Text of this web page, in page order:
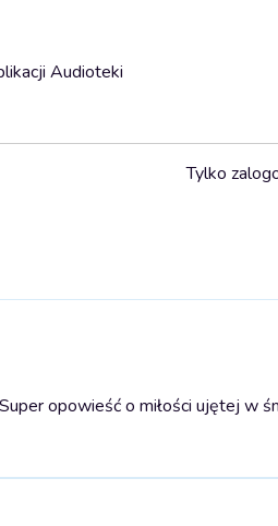
Audioteki
Tylko
opowieść o miłości ujętej w